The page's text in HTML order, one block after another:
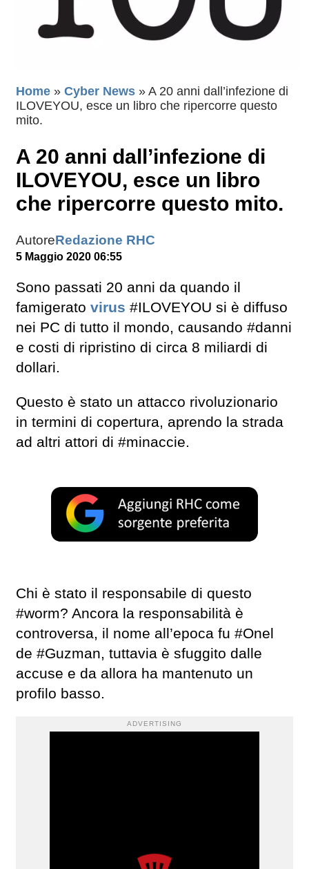
Home » Cyber News » A 20 anni dall’infezione di
ILOVEYOU, esce un libro che ripercorre questo
mito.
A 20 anni dall’infezione di
ILOVEYOU, esce un libro
che ripercorre questo mito.
AutoreRedazione RHC
5 Maggio 2020 06:55
Sono passati 20 anni da quando il
famigerato virus #ILOVEYOU si è diffuso
nei PC di tutto il mondo, causando #danni
e costi di ripristino di circa 8 miliardi di
dollari.
Questo è stato un attacco rivoluzionario
in termini di copertura, aprendo la strada
ad altri attori di #minaccie.
Chi è stato il responsabile di questo
#worm? Ancora la responsabilità è
controversa, il nome all’epoca fu #Onel
de #Guzman, tuttavia è sfuggito dalle
accuse e da allora ha mantenuto un
profilo basso.
ADVERTISING